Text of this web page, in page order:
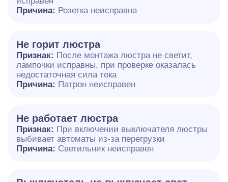
Причина: Розетка неисправна
Не горит люстра
Признак: После монтажа люстра не светит,
лампочки исправны, при проверке оказалась
недостаточная сила тока
Причина: Патрон неисправен
Не работает люстра
Признак: При включении выключателя люстры
выбивает автоматы из-за перегрузки
Причина: Светильник неисправен